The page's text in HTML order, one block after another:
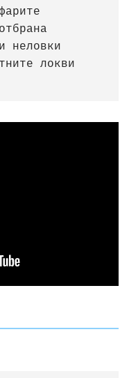
неловки
локви